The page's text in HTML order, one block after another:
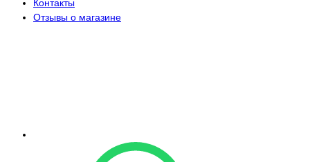
Контакты
Отзывы о магазине